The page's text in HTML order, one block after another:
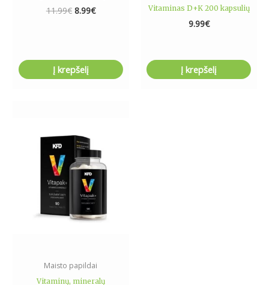
11.99€ 8.99€
Į krepšelį
Vitaminas D+K 200 kapsulių
9.99€
Į krepšelį
Maisto papildai
Vitaminų, mineralų